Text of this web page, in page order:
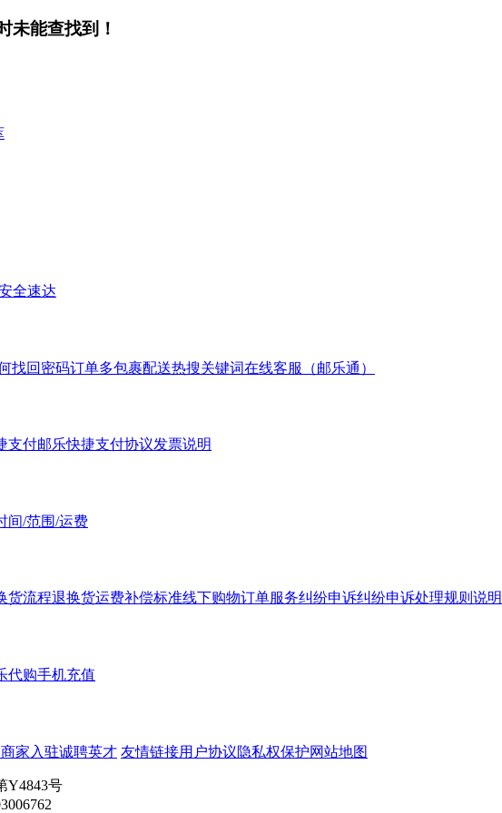
未能查找到！
全速达
找回密码订单多包裹配送热搜关键词在线客服（邮乐通）
支付邮乐快捷支付协议发票说明
间/范围/运费
货流程退换货运费补偿标准线下购物订单服务纠纷申诉纠纷申诉处理规则说明
代购手机充值
家入驻诚聘英才 友情链接用户协议隐私权保护网站地图
Y4843号